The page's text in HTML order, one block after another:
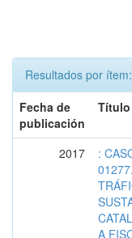
Resultados por ítem:
Fecha de
publicación
Título
2017
:
A